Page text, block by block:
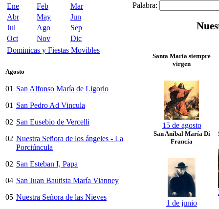
Ene Feb
Mar
Abr
May
Jun
Jul
Ago
Sep
Oct
Nov
Dic
Dominicas y Fiestas Movibles
Agosto
01 San Alfonso María de Ligorio
01 San Pedro Ad Vincula
02 San Eusebio de Vercelli
02 Nuestra Señora de los ángeles - La
Porciúncula
02 San Esteban I, Papa
04 San Juan Bautista María Vianney
05 Nuestra Señora de las Nieves
Palabra:
Santa María siempre
virgen
15 de agosto
San Aníbal María Di
Francia
1 de junio